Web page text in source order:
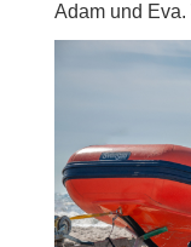
Adam und